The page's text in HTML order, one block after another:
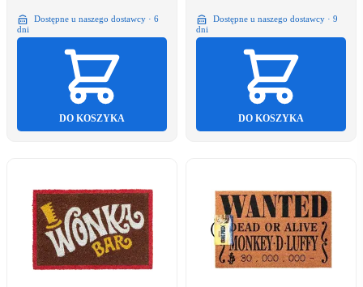
Dostępne u naszego dostawcy · 6
dni
DO KOSZYKA
Dostępne u naszego dostawcy · 9
dni
DO KOSZYKA